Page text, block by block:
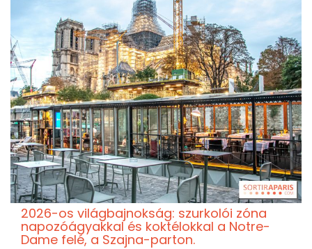
2026-os világbajnokság: szurkolói zóna
napozóágyakkal és koktélokkal a Notre-
Dame felé, a Szajna-parton.